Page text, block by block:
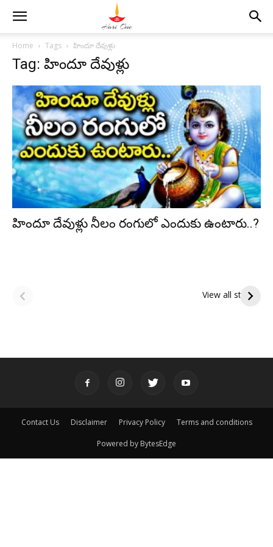
Home Tags హిందూ దేవుళ్లు
Tag: హిందూ దేవుళ్లు
హిందూ దేవుళ్లు నీలం రంగులో ఎందుకు ఉంటారు..?
View all stories
పితృదేవతల ఆశీర్వాదం
ఇంద్రకీలాద్రి గిరి ప్రదక్షిణ
Contact Us Disclaimer Privacy Policy Terms and conditions
Powered by BytesEdge